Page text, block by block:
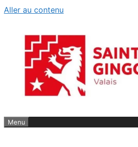
Aller au contenu
Menu